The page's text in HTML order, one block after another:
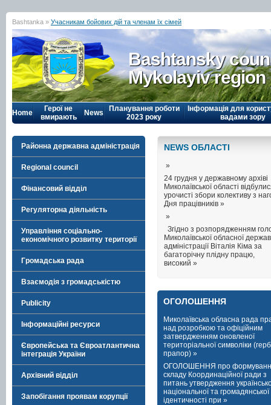
Bashtanka » Учасникам бойових дій та членам їх сімей
Bashtansky
Mykolayiv region
Home
Герої не
вмирають
News
Планування роботи
2023 року
Інформація для
вадами зору
Районна державна адміністрація
Regional council
Фінансовий відділ
Регуляторна діяльність
Управління соціально-
економічного розвитку території
Громадська рада
Взаємодія з громадськістю
Publicity
Інформаційні ресурси
Європейська та Євроатлантична
інтеграція України
Архівний відділ
Запобігання проявам корупції
NEWS ОБЛАСТI
»
24 грудня у державному архіві
Миколаївської області
урочисті збори колективу з
Дня працівників »
»
Згідно з розпорядженням
Миколаївської обласної
адміністрації Віталія Кіма за
багаторічну плідну працю,
високий »
ОГОЛОШЕННЯ
Миколаївська обласна рада
над розробкою та офіційним
затвердженням оновленої
територіальної символіки
прапор) »
ОГОЛОШЕННЯ про
складу Координаційної ради з
питань утвердження
національної та громадянської
ідентичності при »